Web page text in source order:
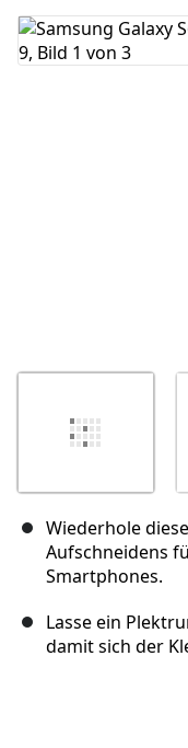
Kommentar
Wiederhole
Aufschneidens
Smartphones.
Lasse ein
damit sich der